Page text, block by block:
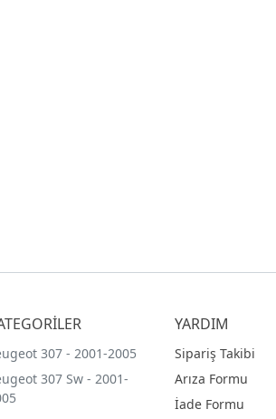
307 - 2001-2005
307 Sw - 2001-
YARDIM
Sipariş Takibi
Arıza Formu
İade Formu